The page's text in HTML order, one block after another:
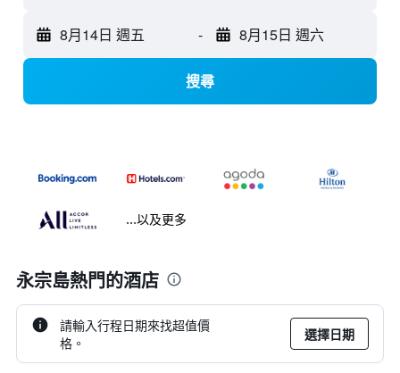
8月14日 週五 - 8月15日 週六
搜尋
...以及更多
永宗島熱門的酒店
請輸入行程日期來找超值價
格。
選擇日期